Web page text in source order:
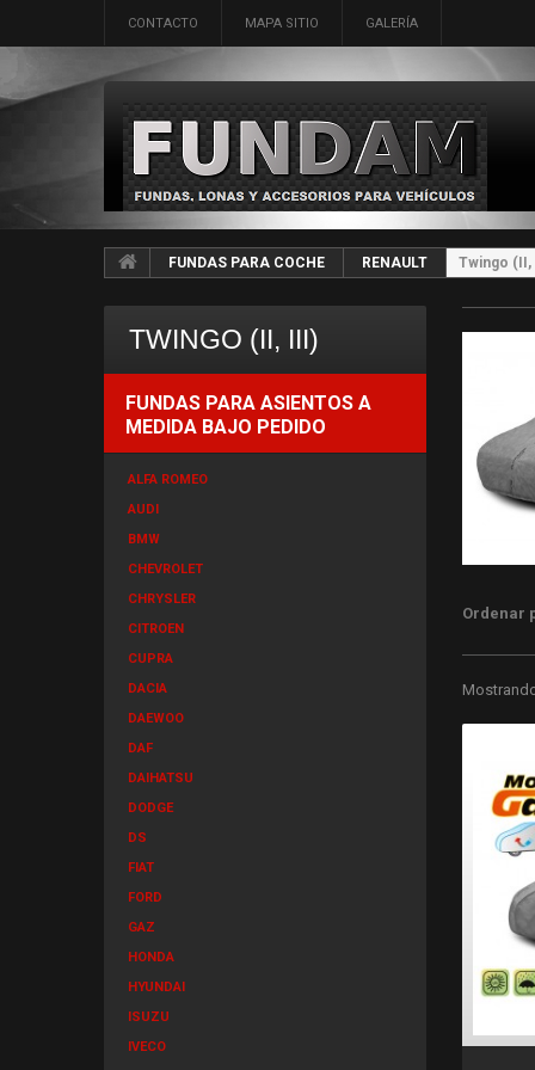
CONTACTO MAPA SITIO GALERÍA
FUNDAS PARA COCHE RENAULT Twingo (II,
TWINGO (II, III)
FUNDAS PARA ASIENTOS A
MEDIDA BAJO PEDIDO
ALFA ROMEO
AUDI
BMW
CHEVROLET
CHRYSLER
CITROEN
CUPRA
DACIA
DAEWOO
DAF
DAIHATSU
DODGE
DS
FIAT
FORD
GAZ
HONDA
HYUNDAI
ISUZU
IVECO
Ordenar